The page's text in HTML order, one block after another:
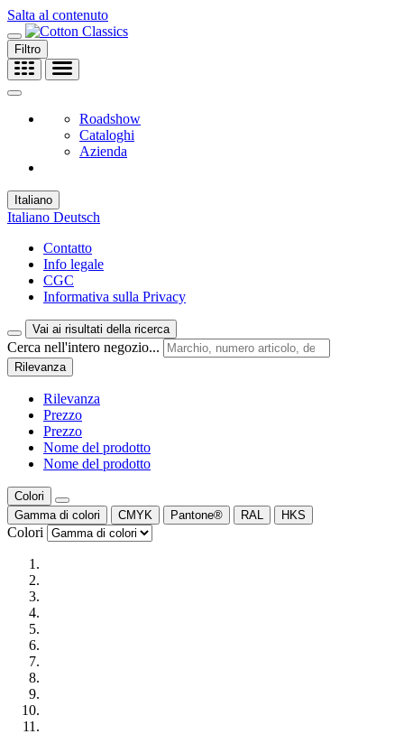
Salta al contenuto
Filtro
Roadshow
Cataloghi
Azienda
Italiano
Italiano Deutsch
Contatto
Info legale
CGC
Informativa sulla Privacy
Vai ai risultati della ricerca
Cerca nell'intero negozio...
Rilevanza
Rilevanza
Prezzo
Prezzo
Nome del prodotto
Nome del prodotto
Colori
Gamma di colori
CMYK Pantone® RAL HKS
Colori